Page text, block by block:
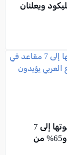
ويعلنان
استطلاع القناة 13: القائمة الموحدة ترفع قوتها إلى 7
مقاعد في حال التحالف مع سيجلوفيتش، و65% من